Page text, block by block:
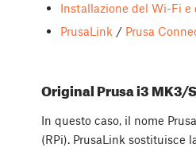
Installazione del Wi-Fi e
PrusaLink / Prusa
Original Prusa i3 MK3/
In questo caso, il nome
(RPi). PrusaLink sostituisce